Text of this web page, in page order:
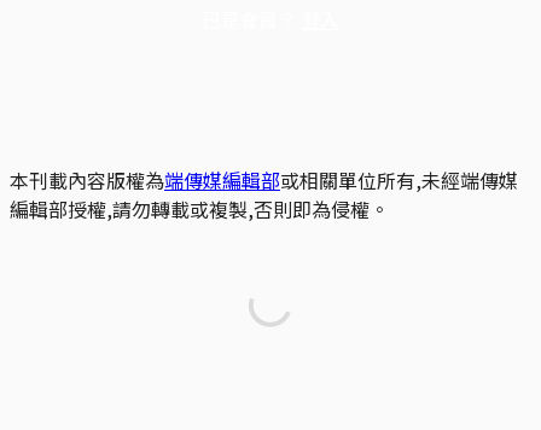
本刊載內容版權為端傳媒編輯部或相關單位所有,未經端傳媒
編輯部授權,請勿轉載或複製,否則即為侵權。